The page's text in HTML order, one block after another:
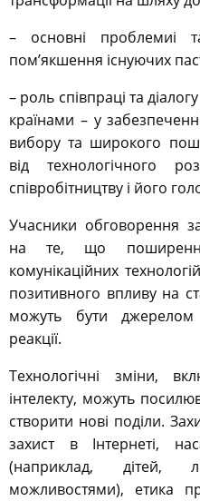
– основні проблемиі
пом’якшення існуючих
– роль співпраці та
країнами – у
вибору та широкого
від технологічного
співробітництву і його
Учасники обговорення
на те, що
комунікаційних
позитивного впливу на
можуть бути джерелом
реакції.
Технологічні зміни,
інтелекту, можуть
створити нові поділи.
захист в Інтернеті,
(наприклад,
можливостями), етика